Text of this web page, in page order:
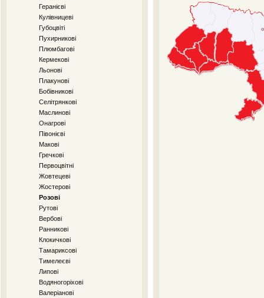
Геранієві
Кулівницеві
Губоцвіті
Пухирникові
Плюмбагові
Кермекові
Льонові
Плакунові
Бобівникові
Селітрянкові
Маслинові
Онагрові
Півонієві
Макові
Гречкові
Первоцвітні
Жовтецеві
Жостерові
Розові
Рутові
Вербові
Ранникові
Клокичкові
Тамариксові
Тимелеєві
Липові
Водяногоріхові
Валеріанові